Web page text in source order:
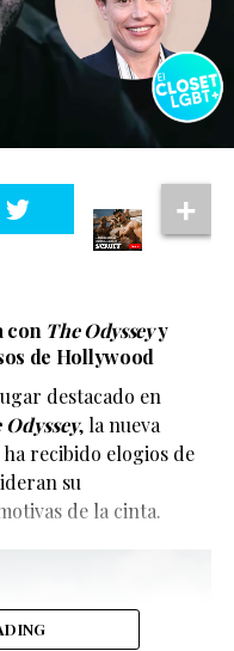
con The Odysseyy
de Hollywood
destacado en
Odyssey, la nueva
ha recibido elogios de
su
de la cinta.